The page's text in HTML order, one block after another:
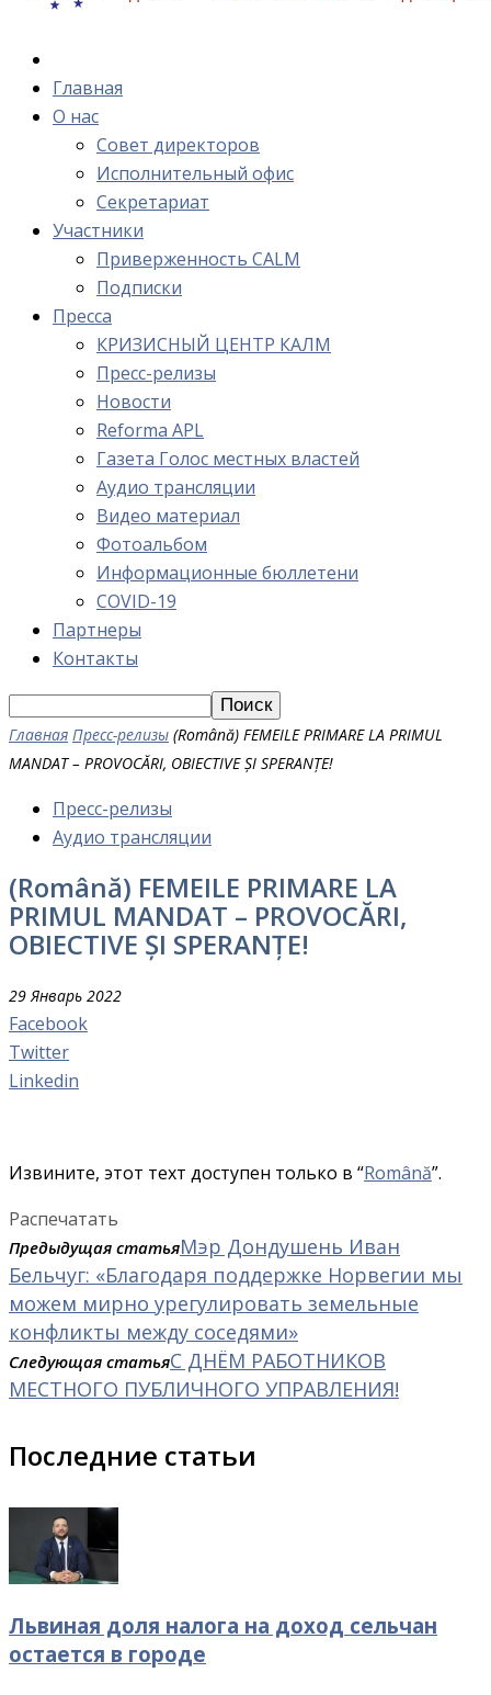
Главная
О нас
Cовет директоров
Исполнительный офис
Cекретариат
Участники
Приверженность CALM
Подписки
Пресса
КРИЗИСНЫЙ ЦЕНТР КАЛМ
Пресс-релизы
Новости
Reforma APL
Газета Голос местных властей
Аудио трансляции
Видео материал
Фотоальбом
Информационные бюллетени
COVID-19
Партнеры
Контакты
Главная Пресс-релизы (Română) FEMEILE PRIMARE LA PRIMUL
MANDAT – PROVOCĂRI, OBIECTIVE ȘI SPERANȚE!
Пресс-релизы
Аудио трансляции
(Română) FEMEILE PRIMARE LA
PRIMUL MANDAT – PROVOCĂRI,
OBIECTIVE ȘI SPERANȚE!
29 Январь 2022
Facebook
Twitter
Linkedin
Извините, этот техт доступен только в “Română”.
Распечатать
Предыдущая статьяМэр Дондушень Иван
Бельчуг: «Благодаря поддержке Норвегии мы
можем мирно урегулировать земельные
конфликты между соседями»
Следующая статьяС ДНЁМ РАБОТНИКОВ
МЕСТНОГО ПУБЛИЧНОГО УПРАВЛЕНИЯ!
Последние статьи
Львиная доля налога на доход сельчан
остается в городе